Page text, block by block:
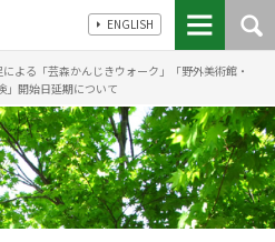
ENGLISH
よる「芸森かんじきウォーク」「野外美術館・
」開始日延期について